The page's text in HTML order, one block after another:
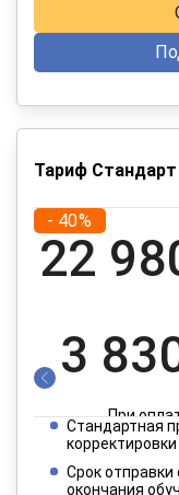
Тариф Стандарт
- 40%
22
3
При
1
Стандартная
Срок отправки
окончания